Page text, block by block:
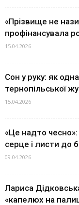
«Прізвище не
профінансувала
15.04.2026
Сон у руку: як
тернопільської
15.04.2026
«Це надто
серце і листи до
09.04.2026
Лариса
«капелюх на